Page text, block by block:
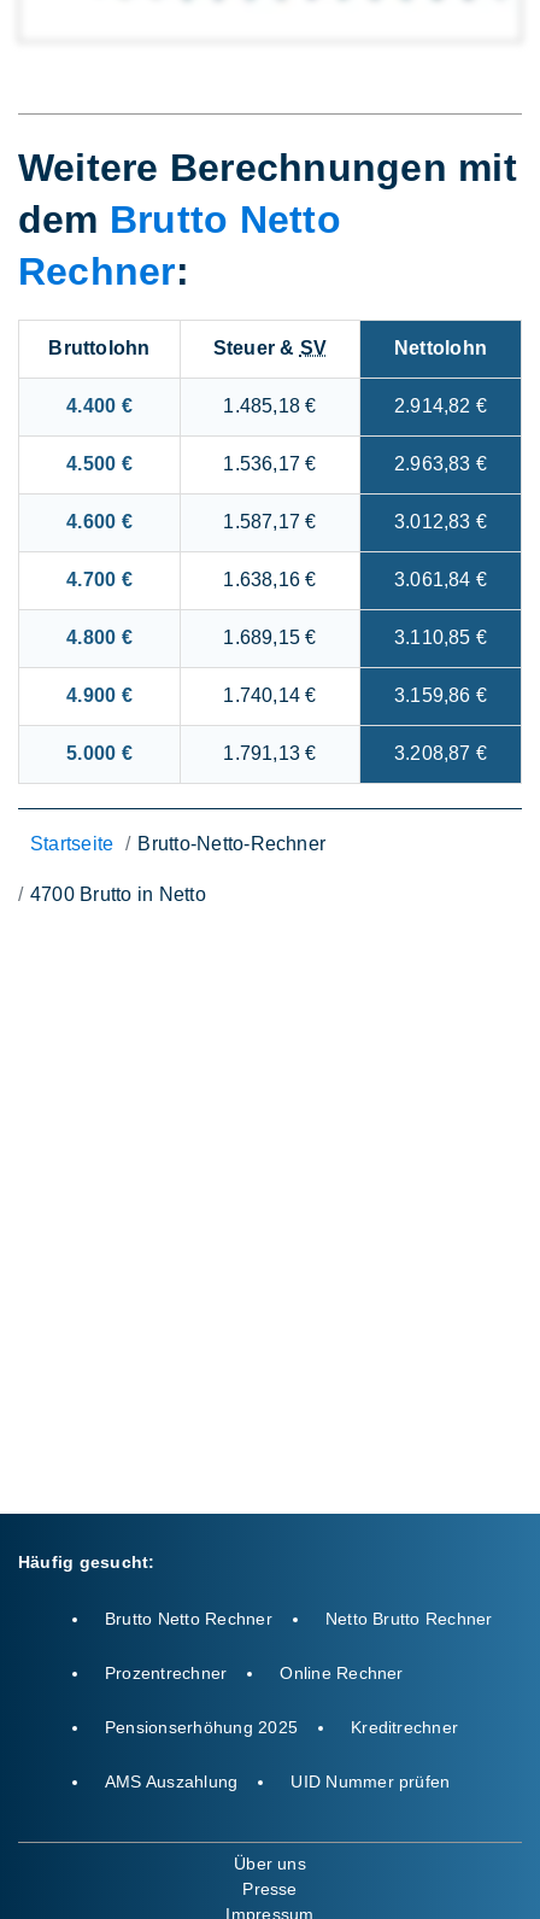
Weitere Berechnungen mit
dem Brutto Netto
Rechner:
Bruttolohn Steuer & SV Nettolohn
4.400 € 1.485,18 € 2.914,82 €
4.500 € 1.536,17 € 2.963,83 €
4.600 € 1.587,17 € 3.012,83 €
4.700 € 1.638,16 € 3.061,84 €
4.800 € 1.689,15 € 3.110,85 €
4.900 € 1.740,14 € 3.159,86 €
5.000 € 1.791,13 € 3.208,87 €
Startseite Brutto-Netto-Rechner
4700 Brutto in Netto
Häufig gesucht:
Brutto Netto Rechner Netto Brutto Rechner
Prozentrechner Online Rechner
Pensionserhöhung 2025 Kreditrechner
AMS Auszahlung UID Nummer prüfen
Über uns
Presse
Impressum